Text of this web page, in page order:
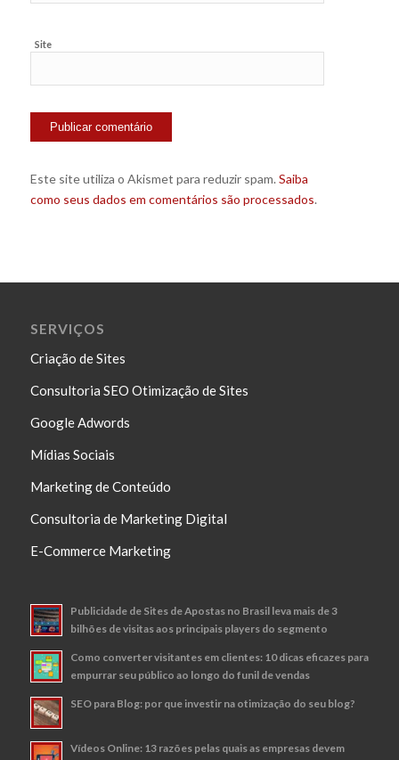
Site
Este site utiliza o Akismet para reduzir spam. Saiba
como seus dados em comentários são processados.
SERVIÇOS
Criação de Sites
Consultoria SEO Otimização de Sites
Google Adwords
Mídias Sociais
Marketing de Conteúdo
Consultoria de Marketing Digital
E-Commerce Marketing
Publicidade de Sites de Apostas no Brasil leva mais de 3
bilhões de visitas aos principais players do segmento
Como converter visitantes em clientes: 10 dicas eficazes para
empurrar seu público ao longo do funil de vendas
SEO para Blog: por que investir na otimização do seu blog?
Vídeos Online: 13 razões pelas quais as empresas devem